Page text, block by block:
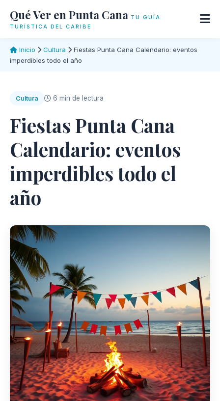
Qué Ver en Punta Cana TU GUÍA
TURÍSTICA DEL CARIBE
Inicio Cultura
Fiestas Punta Cana Calendario: eventos
imperdibles todo el año
Cultura 6 min de lectura
Fiestas Punta Cana
Calendario: eventos
imperdibles todo el
año